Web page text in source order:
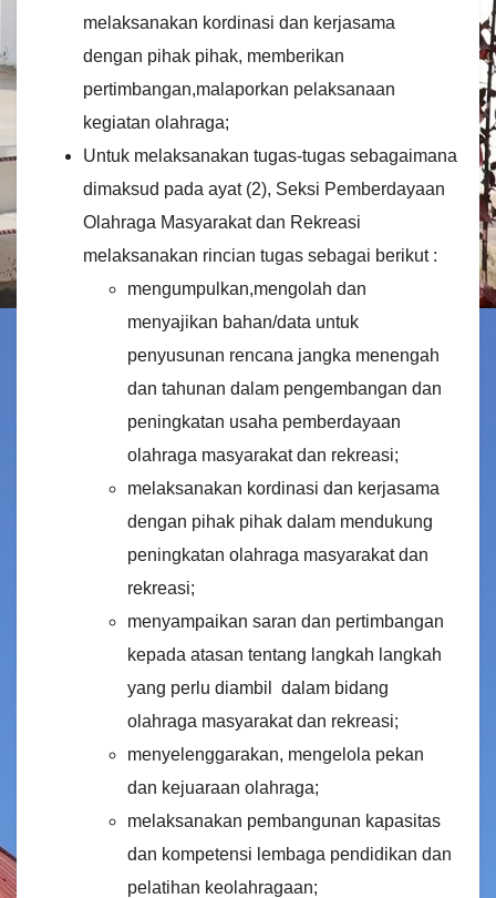
melaksanakan kordinasi dan kerjasama
dengan pihak pihak, memberikan
pertimbangan,malaporkan pelaksanaan
kegiatan olahraga;
Untuk melaksanakan tugas-tugas sebagaimana
dimaksud pada ayat (2), Seksi Pemberdayaan
Olahraga Masyarakat dan Rekreasi
melaksanakan rincian tugas sebagai berikut :
mengumpulkan,mengolah dan
menyajikan bahan/data untuk
penyusunan rencana jangka menengah
dan tahunan dalam pengembangan dan
peningkatan usaha pemberdayaan
olahraga masyarakat dan rekreasi;
melaksanakan kordinasi dan kerjasama
dengan pihak pihak dalam mendukung
peningkatan olahraga masyarakat dan
rekreasi;
menyampaikan saran dan pertimbangan
kepada atasan tentang langkah langkah
yang perlu diambil dalam bidang
olahraga masyarakat dan rekreasi;
menyelenggarakan, mengelola pekan
dan kejuaraan olahraga;
melaksanakan pembangunan kapasitas
dan kompetensi lembaga pendidikan dan
pelatihan keolahragaan;